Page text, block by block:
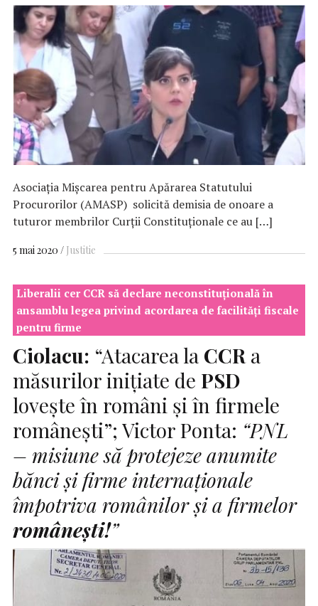
Asociația Mișcarea pentru Apărarea Statutului
Procurorilor (AMASP) solicită demisia de onoare a
tuturor membrilor Curții Constituționale ce au […]
5 mai 2020 Justitie
Liberalii cer CCR să declare neconstituţională în
ansamblu legea privind acordarea de facilităţi fiscale
pentru firme
Ciolacu: “Atacarea la CCR a
măsurilor iniţiate de PSD
loveşte în români şi în firmele
româneşti”; Victor Ponta: “PNL
– misiune să protejeze anumite
bănci și firme internaționale
împotriva românilor și a firmelor
românești!”